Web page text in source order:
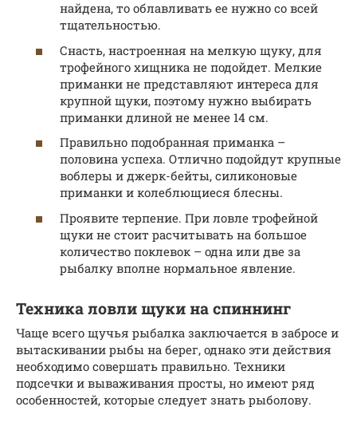
найдена, то облавливать ее нужно со всей
тщательностью.
Снасть, настроенная на мелкую щуку, для
трофейного хищника не подойдет. Мелкие
приманки не представляют интереса для
крупной щуки, поэтому нужно выбирать
приманки длиной не менее 14 см.
Правильно подобранная приманка –
половина успеха. Отлично подойдут крупные
воблеры и джерк-бейты, силиконовые
приманки и колеблющиеся блесны.
Проявите терпение. При ловле трофейной
щуки не стоит расчитывать на большое
количество поклевок – одна или две за
рыбалку вполне нормальное явление.
Техника ловли щуки на спиннинг
Чаще всего щучья рыбалка заключается в забросе и
вытаскивании рыбы на берег, однако эти действия
необходимо совершать правильно. Техники
подсечки и вываживания просты, но имеют ряд
особенностей, которые следует знать рыболову.